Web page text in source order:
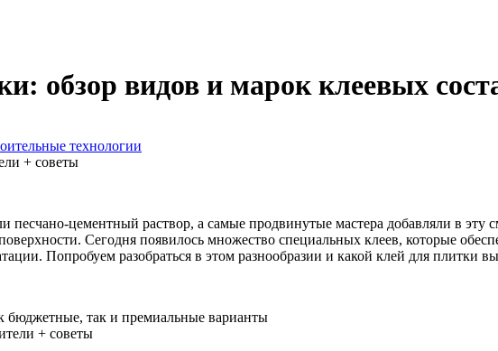
обзор видов и марок клеевых
технологии
+ советы
песчано-цементный раствор, а самые продвинутые мастера добавляли в
Сегодня появилось множество специальных клеев, которые
Попробуем разобраться в этом разнообразии и какой клей для плитки
бюджетные, так и премиальные варианты